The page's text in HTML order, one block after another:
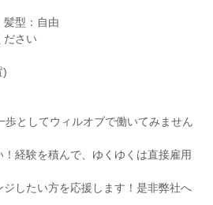
型：自由
ださい
)
してウィルオブで働いてみません
経験を積んで、ゆくゆくは直接雇用
したい方を応援します！是非弊社へ